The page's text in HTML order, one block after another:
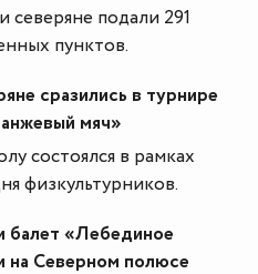
подали 291
пунктов.
сразились в турнире
мяч»
состоялся в рамках
физкультурников.
балет «Лебединое
на Северном полюсе